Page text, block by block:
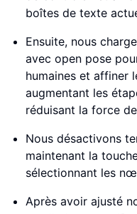
boîtes de texte
Ensuite, nous
avec open pose
humaines et affiner
augmentant les
réduisant la force
Nous désactivons
maintenant la
sélectionnant les
Après avoir ajusté